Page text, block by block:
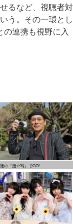
るなど、視聴者対
う。その一環とし
の連携も視野に入
の『漣☆写』でGO!